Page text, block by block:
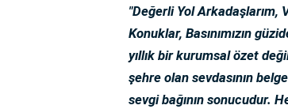
"Değerli Yol Arkadaşlarım,
Konuklar, Basınımızın
yıllık bir kurumsal özet
şehre olan sevdasının
sevgi bağının sonucudur.